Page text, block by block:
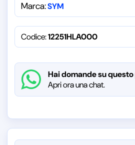
Marca:SYM
Codice:12251HLA000
Hai domande su
Apri ora una chat.